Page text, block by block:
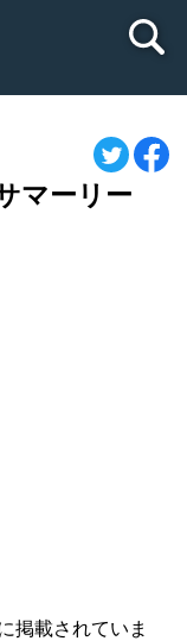
マーリー
掲載されていま